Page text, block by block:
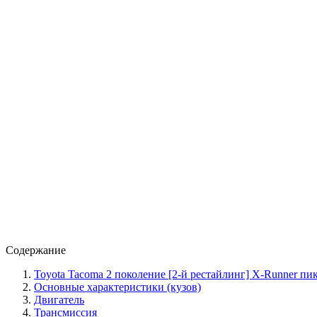
Содержание
Toyota Tacoma 2 поколение [2-й рестайлинг] X-Runner
Основные характеристики (кузов)
Двигатель
Трансмиссия